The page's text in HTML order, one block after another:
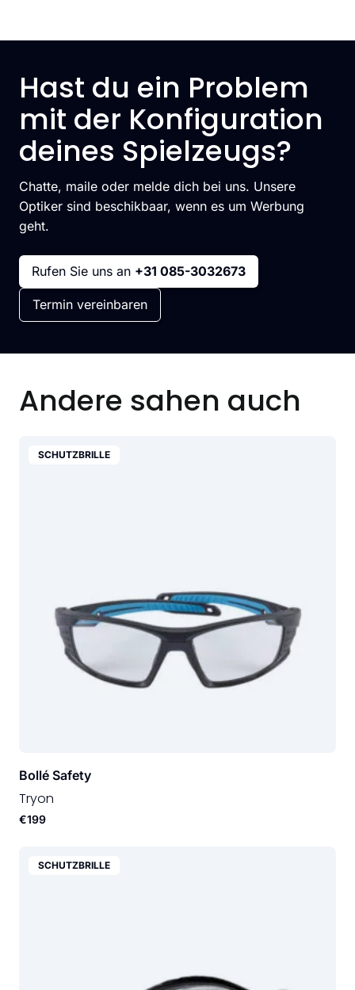
Hast du ein Problem
mit der Konfiguration
deines Spielzeugs?
Chatte, maile oder melde dich bei uns. Unsere
Optiker sind beschikbaar, wenn es um Werbung
geht.
Rufen Sie uns an +31 085-3032673
Termin vereinbaren
Andere sahen auch
SCHUTZBRILLE
Bollé Safety
Tryon
€199
SCHUTZBRILLE